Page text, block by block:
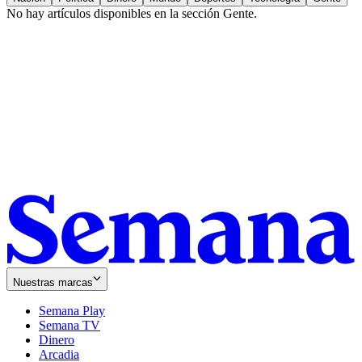
No hay artículos disponibles en la sección Gente.
Nuestras marcas
Semana Play
Semana TV
Dinero
Arcadia